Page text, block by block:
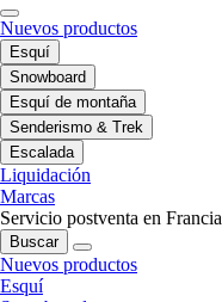
Nuevos productos
Esquí
Snowboard
Esquí de montaña
Senderismo & Trek
Escalada
Liquidación
Marcas
Servicio postventa en Francia
Buscar
Nuevos productos
Esquí